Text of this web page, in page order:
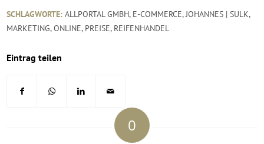
SCHLAGWORTE: ALLPORTAL GMBH, E-COMMERCE,JOHANNES | SULK,
MARKETING,ONLINE, PREISE, REIFENHANDEL
Eintrag teilen
0